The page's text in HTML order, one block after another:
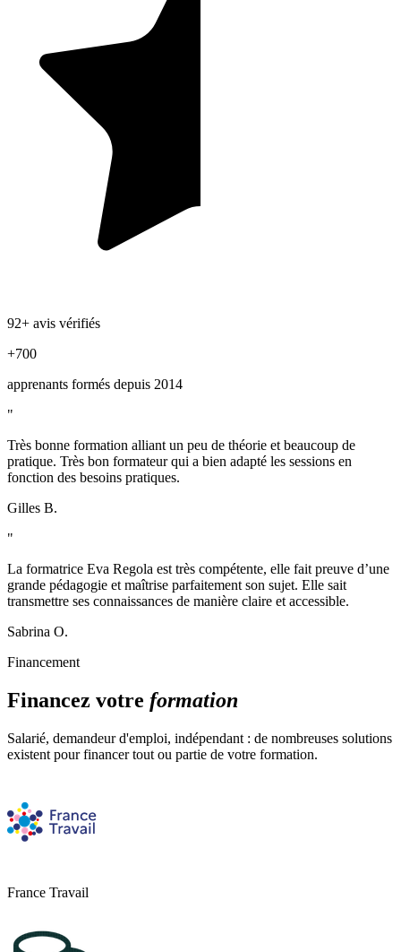
92+ avis vérifiés
+700
apprenants formés depuis 2014
"
Très bonne formation alliant un peu de théorie et beaucoup de
pratique. Très bon formateur qui a bien adapté les sessions en
fonction des besoins pratiques.
Gilles B.
"
La formatrice Eva Regola est très compétente, elle fait preuve d’une
grande pédagogie et maîtrise parfaitement son sujet. Elle sait
transmettre ses connaissances de manière claire et accessible.
Sabrina O.
Financement
Financez votre formation
Salarié, demandeur d'emploi, indépendant : de nombreuses solutions
existent pour financer tout ou partie de votre formation.
France Travail